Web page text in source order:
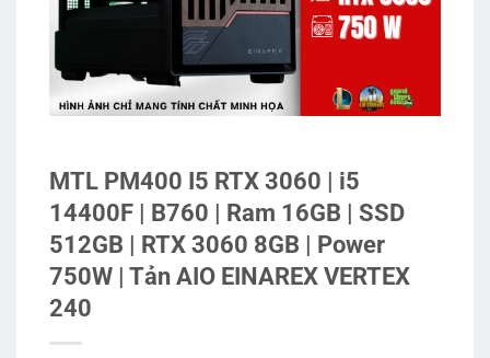
MTL PM400 I5 RTX 3060 | i5
14400F | B760 | Ram 16GB | SSD
512GB | RTX 3060 8GB | Power
750W | Tản AIO EINAREX VERTEX
240